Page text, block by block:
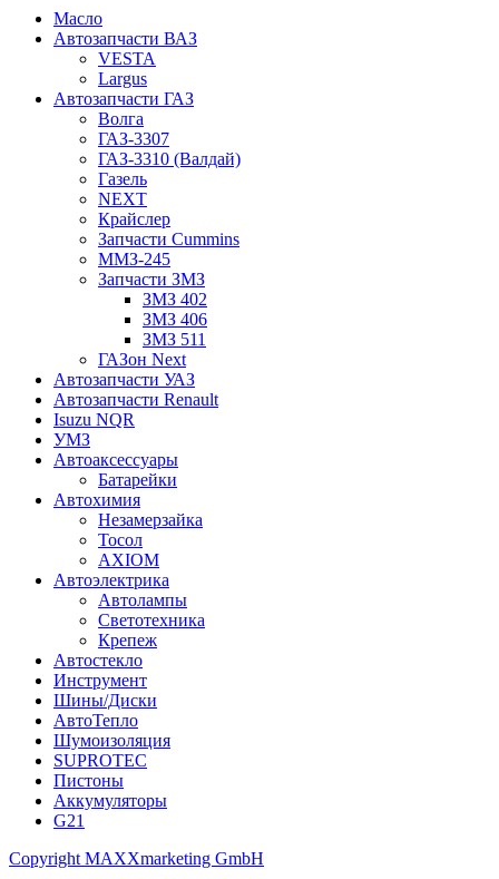
Масло
Автозапчасти ВАЗ
VESTA
Largus
Автозапчасти ГАЗ
Волга
ГАЗ-3307
ГАЗ-3310 (Валдай)
Газель
NEXT
Крайслер
Запчасти Cummins
ММЗ-245
Запчасти ЗМЗ
ЗМЗ 402
ЗМЗ 406
ЗМЗ 511
ГАЗон Next
Автозапчасти УАЗ
Автозапчасти Renault
Isuzu NQR
УМЗ
Автоаксессуары
Батарейки
Автохимия
Незамерзайка
Тосол
AXIOM
Автоэлектрика
Автолампы
Светотехника
Крепеж
Автостекло
Инструмент
Шины/Диски
АвтоТепло
Шумоизоляция
SUPROTEC
Пистоны
Аккумуляторы
G21
Copyright MAXXmarketing GmbH